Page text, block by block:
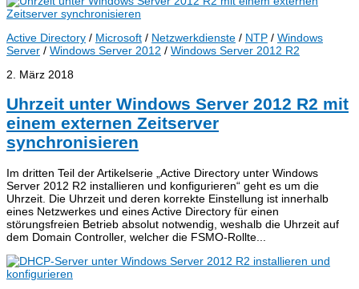
Active Directory / Microsoft / Netzwerkdienste / NTP / Windows
Server / Windows Server 2012 / Windows Server 2012 R2
2. März 2018
Uhrzeit unter Windows Server 2012 R2 mit
einem externen Zeitserver
synchronisieren
Im dritten Teil der Artikelserie „Active Directory unter Windows
Server 2012 R2 installieren und konfigurieren“ geht es um die
Uhrzeit. Die Uhrzeit und deren korrekte Einstellung ist innerhalb
eines Netzwerkes und eines Active Directory für einen
störungsfreien Betrieb absolut notwendig, weshalb die Uhrzeit auf
dem Domain Controller, welcher die FSMO-Rollte...